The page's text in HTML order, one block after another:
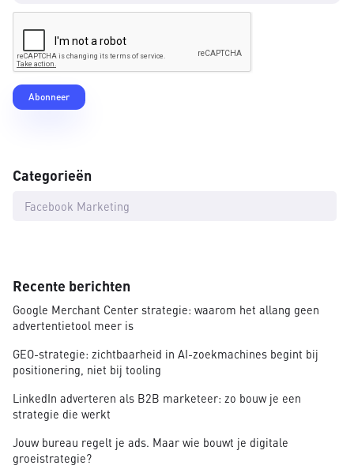
Categorieën
Facebook Marketing
Recente berichten
Google Merchant Center strategie: waarom het allang geen
advertentietool meer is
GEO-strategie: zichtbaarheid in AI-zoekmachines begint bij
positionering, niet bij tooling
LinkedIn adverteren als B2B marketeer: zo bouw je een
strategie die werkt
Jouw bureau regelt je ads. Maar wie bouwt je digitale
groeistrategie?